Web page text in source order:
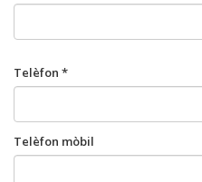
Telèfon *
Telèfon mòbil